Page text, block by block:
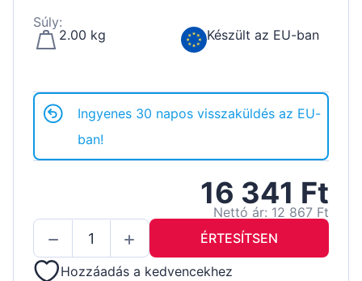
Súly:
2.00 kg
Készült az EU-ban
Ingyenes 30 napos visszaküldés az EU-
ban!
16 341 Ft
Nettó ár: 12 867 Ft
ÉRTESÍTSEN
Hozzáadás a kedvencekhez